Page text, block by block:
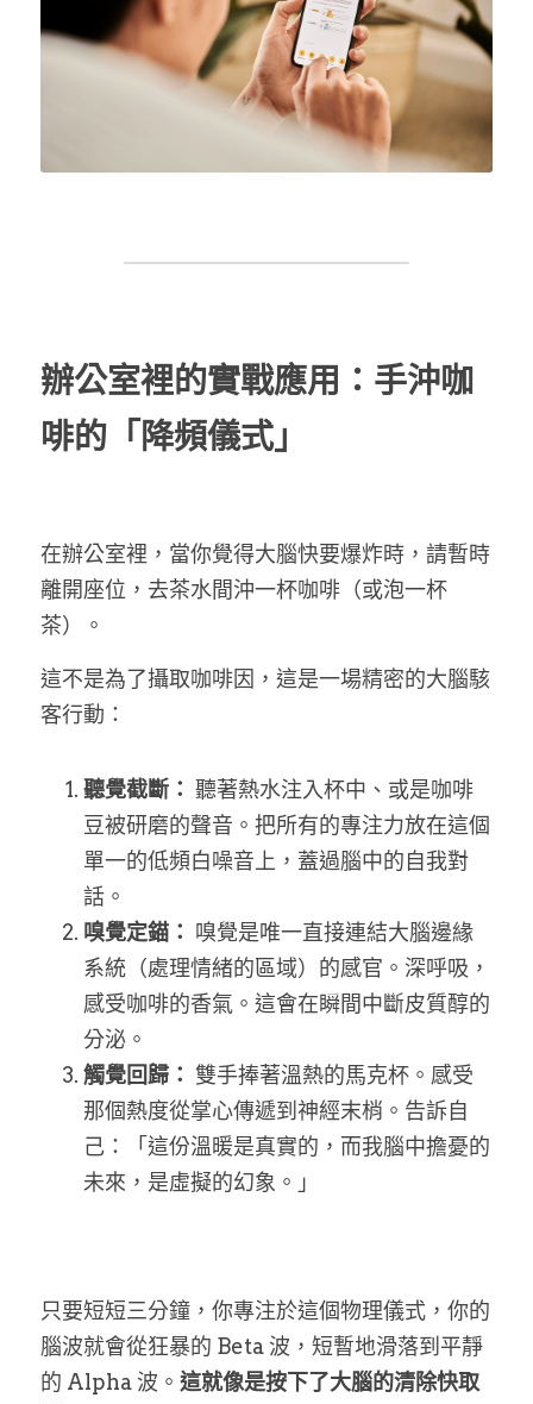
辦公室裡的實戰應用：手沖咖
啡的「降頻儀式」
在辦公室裡，當你覺得大腦快要爆炸時，請暫時
離開座位，去茶水間沖一杯咖啡（或泡一杯
茶）。
這不是為了攝取咖啡因，這是一場精密的大腦駭
客行動：
聽覺截斷： 聽著熱水注入杯中、或是咖啡
豆被研磨的聲音。把所有的專注力放在這個
單一的低頻白噪音上，蓋過腦中的自我對
話。
嗅覺定錨： 嗅覺是唯一直接連結大腦邊緣
系統（處理情緒的區域）的感官。深呼吸，
感受咖啡的香氣。這會在瞬間中斷皮質醇的
分泌。
觸覺回歸： 雙手捧著溫熱的馬克杯。感受
那個熱度從掌心傳遞到神經末梢。告訴自
己：「這份溫暖是真實的，而我腦中擔憂的
未來，是虛擬的幻象。」
只要短短三分鐘，你專注於這個物理儀式，你的
腦波就會從狂暴的 Beta 波，短暫地滑落到平靜
的 Alpha 波。 這就像是按下了大腦的清除快取